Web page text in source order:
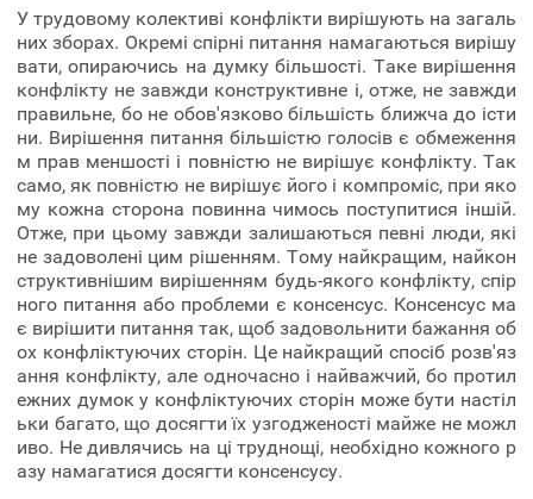
У трудовому колективі конфлікти вирішують на загаль
них зборах. Окремі спірні питання намагаються вирішу
вати, опираючись на думку більшості. Таке вирішення
конфлікту не завжди конструктивне і, отже, не завжди
правильне, бо не обов'язково більшість ближча до істи
ни. Вирішення питання більшістю голосів є обмеження
м прав меншості і повністю не вирішує конфлікту. Так
само, як повністю не вирішує його і компроміс, при яко
му кожна сторона повинна чимось поступитися іншій.
Отже, при цьому завжди залишаються певні люди, які
не задоволені цим рішенням. Тому найкращим, найкон
структивнішим вирішенням будь-якого конфлікту, спір
ного питання або проблеми є консенсус. Консенсус ма
є вирішити питання так, щоб задовольнити бажання об
ох конфліктуючих сторін. Це найкращий спосіб розв'яз
ання конфлікту, але одночасно і найважчий, бо протил
ежних думок у конфліктуючих сторін може бути настіл
ьки багато, що досягти їх узгодженості майже не можл
иво. Не дивлячись на ці труднощі, необхідно кожного р
азу намагатися досягти консенсусу.